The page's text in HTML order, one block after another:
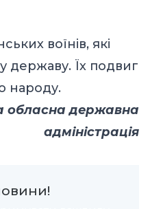
воїнів, які
державу. Їх подвиг
народу.
обласна державна
адміністрація